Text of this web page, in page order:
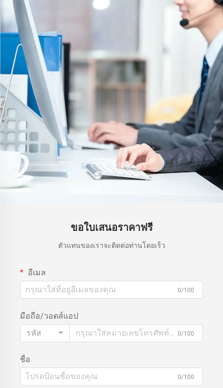
ขอใบเสนอราคาฟรี
ตัวแทนของเราจะติดต่อท่านโดยเร็ว
อีเมล
0/100
มือถือ/วอตส์แอป
รหัส
0/100
ชื่อ
0/100